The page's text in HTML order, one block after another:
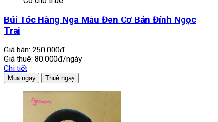
Búi Tóc Hằng Nga Mẫu Đen Cơ Bản Đính Ngọc
Trai
Giá bán: 250.000đ
Giá thuê: 80.000đ/ngày
Chi tiết
Mua ngay Thuê ngay